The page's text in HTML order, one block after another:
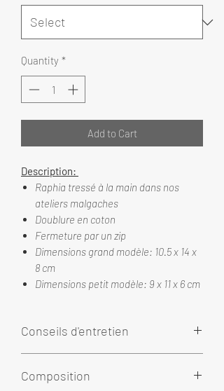
Quantity *
Add to Cart
Description:
Raphia tressé à la main dans nos
ateliers malgaches
Doublure en coton
Fermeture par un zip
Dimensions grand modèle: 10.5 x 14 x
8 cm
Dimensions petit modèle: 9 x 11 x 6 cm
Conseils d'entretien
Nous vous conseillons d'éviter de porter
Composition